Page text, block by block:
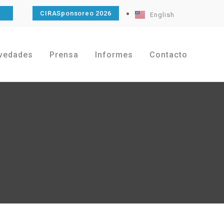
CIRASponsoreo 2026 English
Prensa Informes Contacto